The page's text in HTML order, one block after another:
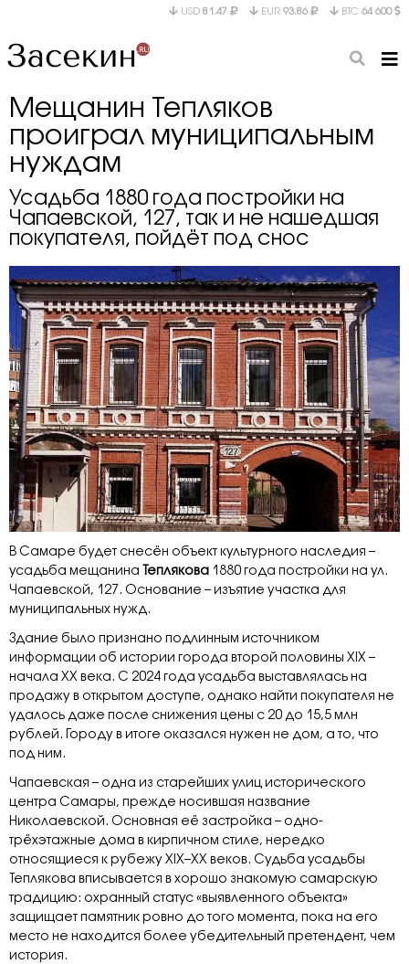
USD 81.47 EUR 93.86 BTC 64 600
Мещанин Тепляков
проиграл муниципальным
нуждам
Усадьба 1880 года постройки на
Чапаевской, 127, так и не нашедшая
покупателя, пойдёт под снос
В Самаре будет снесён объект культурного наследия –
усадьба мещанина
Теплякова 1880 года постройки на ул.
Чапаевской, 127. Основание – изъятие участка для
муниципальных нужд.
Здание было признано подлинным источником
информации об истории города второй половины XIX –
начала XX века. С 2024 года усадьба выставлялась на
продажу в открытом доступе, однако найти покупателя не
удалось даже после снижения цены с 20 до 15,5 млн
рублей. Городу в итоге оказался нужен не дом, а то, что
под ним.
Чапаевская – одна из старейших улиц исторического
центра Самары, прежде носившая название
Николаевской. Основная её застройка – одно-
трёхэтажные дома в кирпичном стиле, нередко
относящиеся к рубежу XIX–XX веков. Судьба усадьбы
Теплякова вписывается в хорошо знакомую самарскую
традицию: охранный статус «выявленного объекта»
защищает памятник ровно до того момента, пока на его
место не находится более убедительный претендент, чем
история.